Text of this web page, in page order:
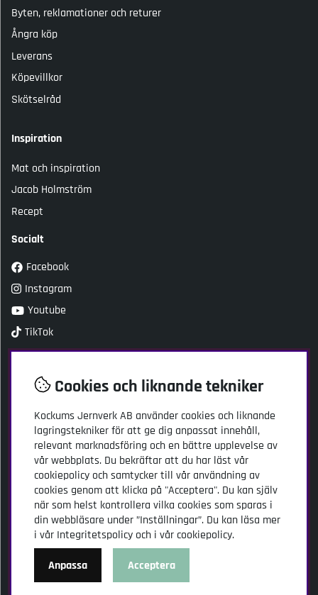
Byten, reklamationer och returer
Ångra köp
Leverans
Köpevillkor
Skötselråd
Inspiration
Mat och inspiration
Jacob Holmström
Recept
Socialt
Facebook
Instagram
Youtube
TikTok
Kundtjänst
Adress: Stansgatan 2
334 32 Anderstorp
kundservice@kockumsjernverk.se
Tel: 020-103141
Öppettider:
måndag-torsdag 9.00-16.00
fredag 9.00-15.00
© Kockums Jernverk AB. Vi använder cookies -
Cookies och liknande tekniker
Kockums Jernverk AB använder cookies och liknande
lagringstekniker för att ge dig anpassat innehåll,
relevant marknadsföring och en bättre upplevelse av
vår webbplats. Du bekräftar att du har läst vår
cookiepolicy och samtycker till vår användning av
cookies genom att klicka på "Acceptera". Du kan själv
när som helst kontrollera vilka cookies som sparas i
din webbläsare under ”Inställningar”. Du kan läsa mer
i vår Integritetspolicy och i vår cookiepolicy.
Anpassa Acceptera